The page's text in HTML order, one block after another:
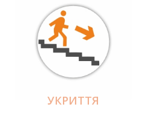
УКРИТТЯ